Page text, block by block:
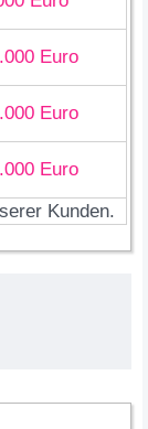
Euro
Euro
Euro
Kunden.